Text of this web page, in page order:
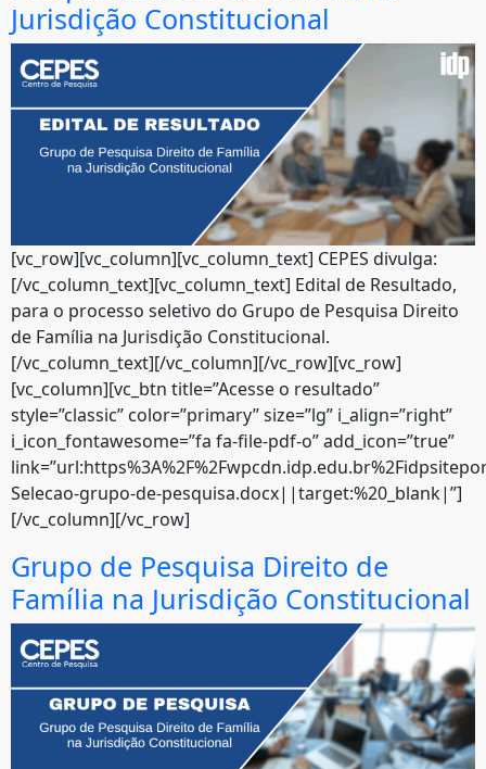
Jurisdição Constitucional
[vc_row][vc_column][vc_column_text] CEPES divulga:
[/vc_column_text][vc_column_text] Edital de Resultado,
para o processo seletivo do Grupo de Pesquisa Direito
de Família na Jurisdição Constitucional.
[/vc_column_text][/vc_column][/vc_row][vc_row]
[vc_column][vc_btn title=”Acesse o resultado”
style=”classic” color=”primary” size=”lg” i_align=”right”
i_icon_fontawesome=”fa fa-file-pdf-o” add_icon=”true”
Selecao-grupo-de-pesquisa.docx||target:%20_blank|”]
[/vc_column][/vc_row]
Grupo de Pesquisa Direito de
Família na Jurisdição Constitucional